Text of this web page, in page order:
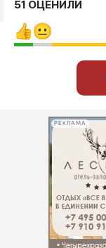
51 ОЦЕНИЛИ
РЕКЛАМА